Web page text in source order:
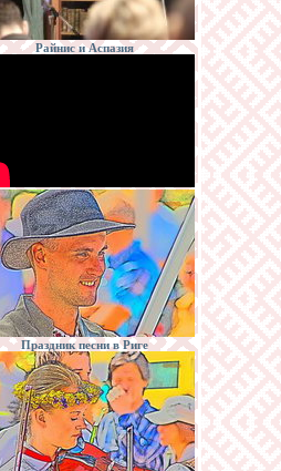
Райнис и Аспазия
Праздник песни в Риге